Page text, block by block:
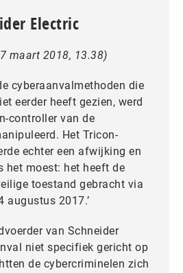
Electric
maart 2018, 13.38)
cyberaanvalmethoden die
eerder heeft gezien, werd
controller van de
Het Tricon-
echter een afwijking en
het moest: het heeft de
toestand gebracht via
augustus 2017.’
van Schneider
niet specifiek gericht op
de cybercriminelen zich